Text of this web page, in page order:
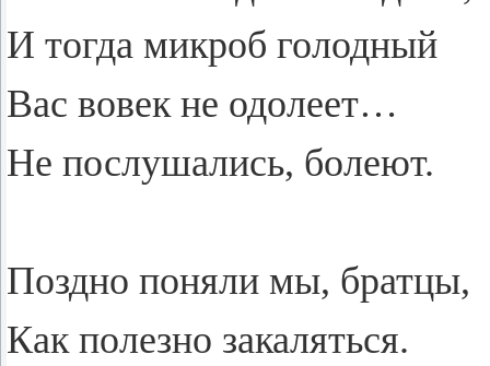
И тогда мик­роб го­лод­ный
Вас вовек не одо­ле­ет…
Не по­слу­ша­лись, бо­ле­ют.
Позд­но по­ня­ли мы, брат­цы,
Как по­лез­но за­ка­лять­ся.